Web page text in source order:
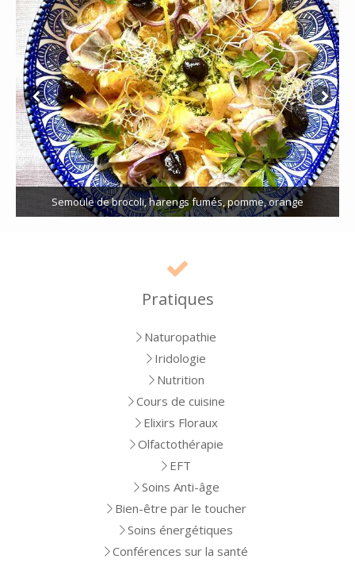
Blinis de sarrasin, sardines marinées, sauce aux algues, salade
Russe
Pratiques
Naturopathie
Iridologie
Nutrition
Cours de cuisine
Elixirs Floraux
Olfactothérapie
EFT
Soins Anti-âge
Bien-être par le toucher
Soins énergétiques
Conférences sur la santé